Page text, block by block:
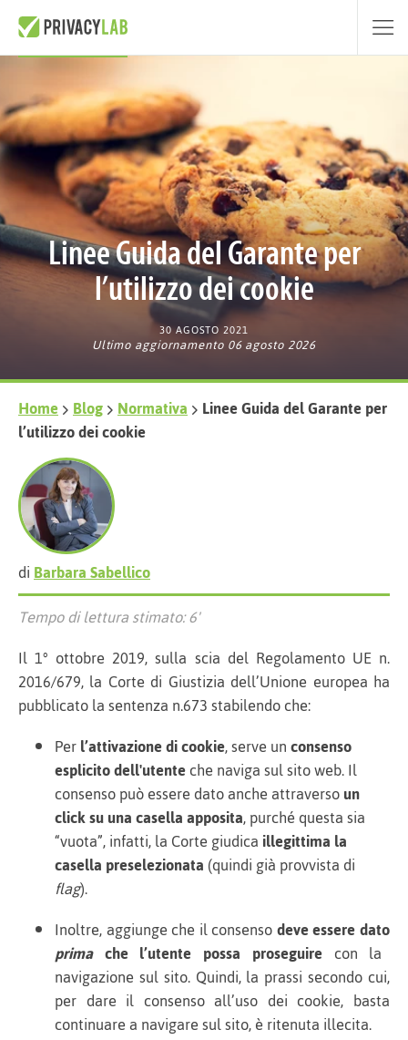
Linee Guida del Garante per
l’utilizzo dei cookie
30 AGOSTO 2021
Ultimo aggiornamento 06 agosto 2026
Home Blog Normativa Linee Guida del Garante per
l’utilizzo dei cookie
diBarbara Sabellico
Tempo di lettura stimato: 6'
Il 1° ottobre 2019, sulla scia del Regolamento UE n.
2016/679, la Corte di Giustizia dell’Unione europea ha
pubblicato la sentenza n.673 stabilendo che:
Perl’attivazione di cookie, serve unconsenso
esplicito dell'utenteche naviga sul sito web. Il
consenso può essere dato anche attraversoun
click su una casella apposita, purché questa sia
“vuota”, infatti, la Corte giudicaillegittima la
casella preselezionata(quindi già provvista di
flag).
Inoltre, aggiunge che il consensodeve essere dato
primache l’utente possa proseguirecon la
navigazione sul sito. Quindi, la prassi secondo cui,
per dare il consenso all’uso dei cookie, basta
continuare a navigare sul sito, è ritenuta illecita.